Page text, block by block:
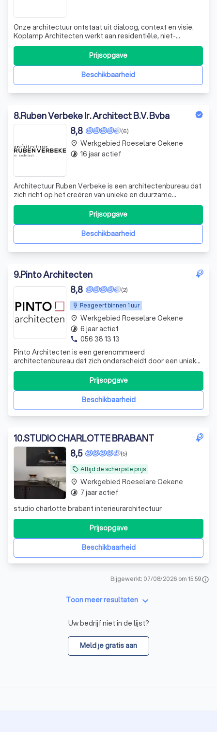
Onze architectuur ontstaat uit dialoog, context en visie.
Koplamp Architecten werkt aan residentiële, niet-
residentiële en erfgoedprojecten met aandacht voor
Beschikbaarheid
Prijsopgave
8.Ruben Verbeke Ir. Architect B.V. Bvba
(6)
8,8
Architectuur Ruben Verbeke is een architectenbureau dat
zich richt op het creëren van unieke en duurzame
woonprojecten. Wij geloven dat goede projecten een
goede voorbereiding en een goede opvolging vereisen.
Daarom besteden we veel aandacht aan de kleinste
details, zowel in het exterieur als het in
Beschikbaarheid
Prijsopgave
place Werkgebied Roeselare Oekene
timelapse 16 jaar actief
9.Pinto Architecten
Reageert binnen 1 uur
(2)
8,8
Pinto Architecten is een gerenommeerd
architectenbureau dat zich onderscheidt door een unieke
combinatie van ervaring en frisse, innovatieve
benaderingen van architectuur en vormgeving. Onze
architectuur ontstaat na een grondige analyse van de
locatie en het eisenprogramma, met als doel de kwalitati
Beschikbaarheid
Prijsopgave
place Werkgebied Roeselare Oekene
timelapse 6 jaar actief
phone 056 38 13 13
10.STUDIO CHARLOTTE BRABANT
local_offer Altijd de scherpste prijs
(5)
8,5
studio charlotte brabant interieurarchitectuur
Beschikbaarheid
Prijsopgave
place Werkgebied Roeselare Oekene
timelapse 7 jaar actief
Bijgewerkt: 07/08/2026 om 15:59info
Toon meer resultaten keyboard_arrow_down
Uw bedrijf niet in de lijst?
Meld je gratis aan